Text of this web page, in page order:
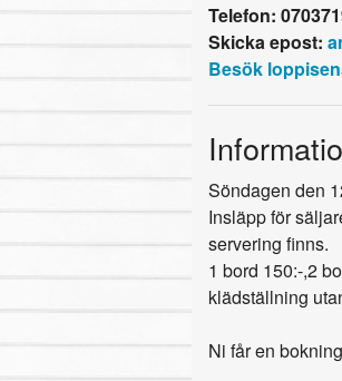
Telefon:
Skicka epost:
Besök
Söndagen den
Insläpp för
servering finns.
1 bord 150:-,2
klädställning
Ni får en